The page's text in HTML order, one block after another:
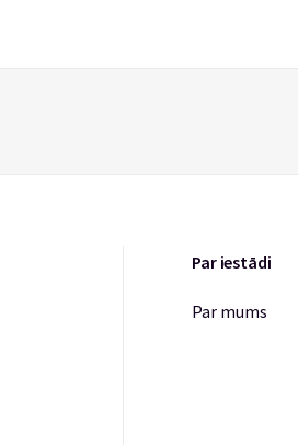
Par iestādi
Par mums